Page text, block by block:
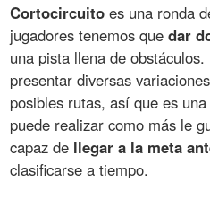
Cortocircuito es una ronda
jugadores tenemos quedar
una pista llena de
presentar diversas
posibles rutas, así que es
puede realizar como más le
capaz de llegar a la meta
clasificarse a tiempo.